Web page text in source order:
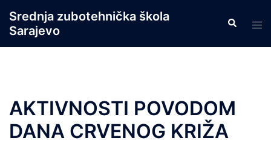
content
Srednja zubotehnička škola
Sarajevo
Search
AKTIVNOSTI POVODOM
DANA CRVENOG KRIŽA